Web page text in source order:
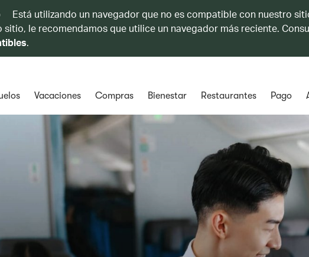
Está utilizando un navegador que no es compatible con nuestro
sitio, le recomendamos que utilice un navegador más reciente.
.
Vacaciones Compras Bienestar Restaurantes Pago